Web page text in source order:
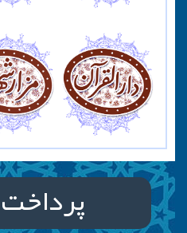
پرداخت